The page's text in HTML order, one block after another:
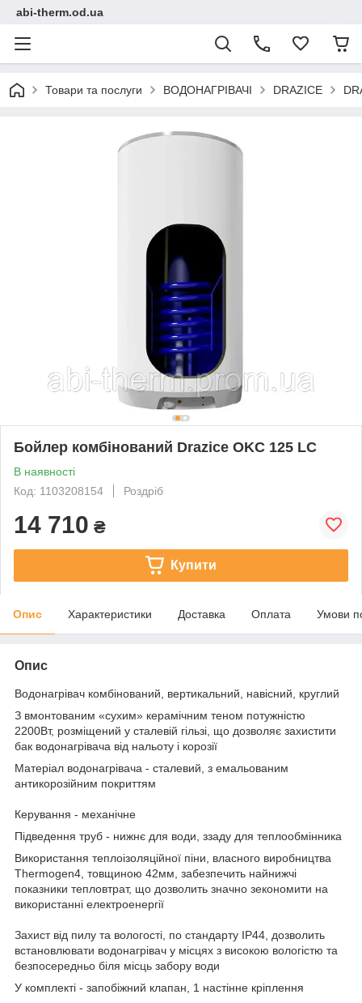
abi-therm.od.ua
Товари та послуги ВОДОНАГРІВАЧІ DRAZICE
Бойлер комбінований Drazice OKC 125 LC
В наявності
Код: 1103208154
Роздріб
14 710 ₴
Купити
Опис Характеристики Доставка Оплата Умови
Опис
Водонагрівач комбінований, вертикальний, навісний, круглий
З вмонтованим «сухим» керамічним теном потужністю
2200Вт, розміщений у сталевій гільзі, що дозволяє захистити
бак водонагрівача від нальоту і корозії
Матеріал водонагрівача - сталевий, з емальованим
антикорозійним покриттям
Керування - механічне
Підведення труб - нижнє для води, ззаду для теплообмінника
Використання теплоізоляційної піни, власного виробництва
Thermogen4, товщиною 42мм, забезпечить найнижчі
показники тепловтрат, що дозволить значно зекономити на
використанні електроенергії
Захист від пилу та вологості, по стандарту ІР44, дозволить
встановлювати водонагрівач у місцях з високою вологістю та
безпосередньо біля місць забору води
У комплекті - запобіжний клапан, 1 настінне кріплення